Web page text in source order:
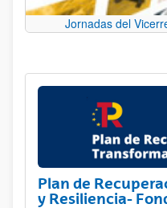
Jornadas del
Plan de
y Resiliencia-